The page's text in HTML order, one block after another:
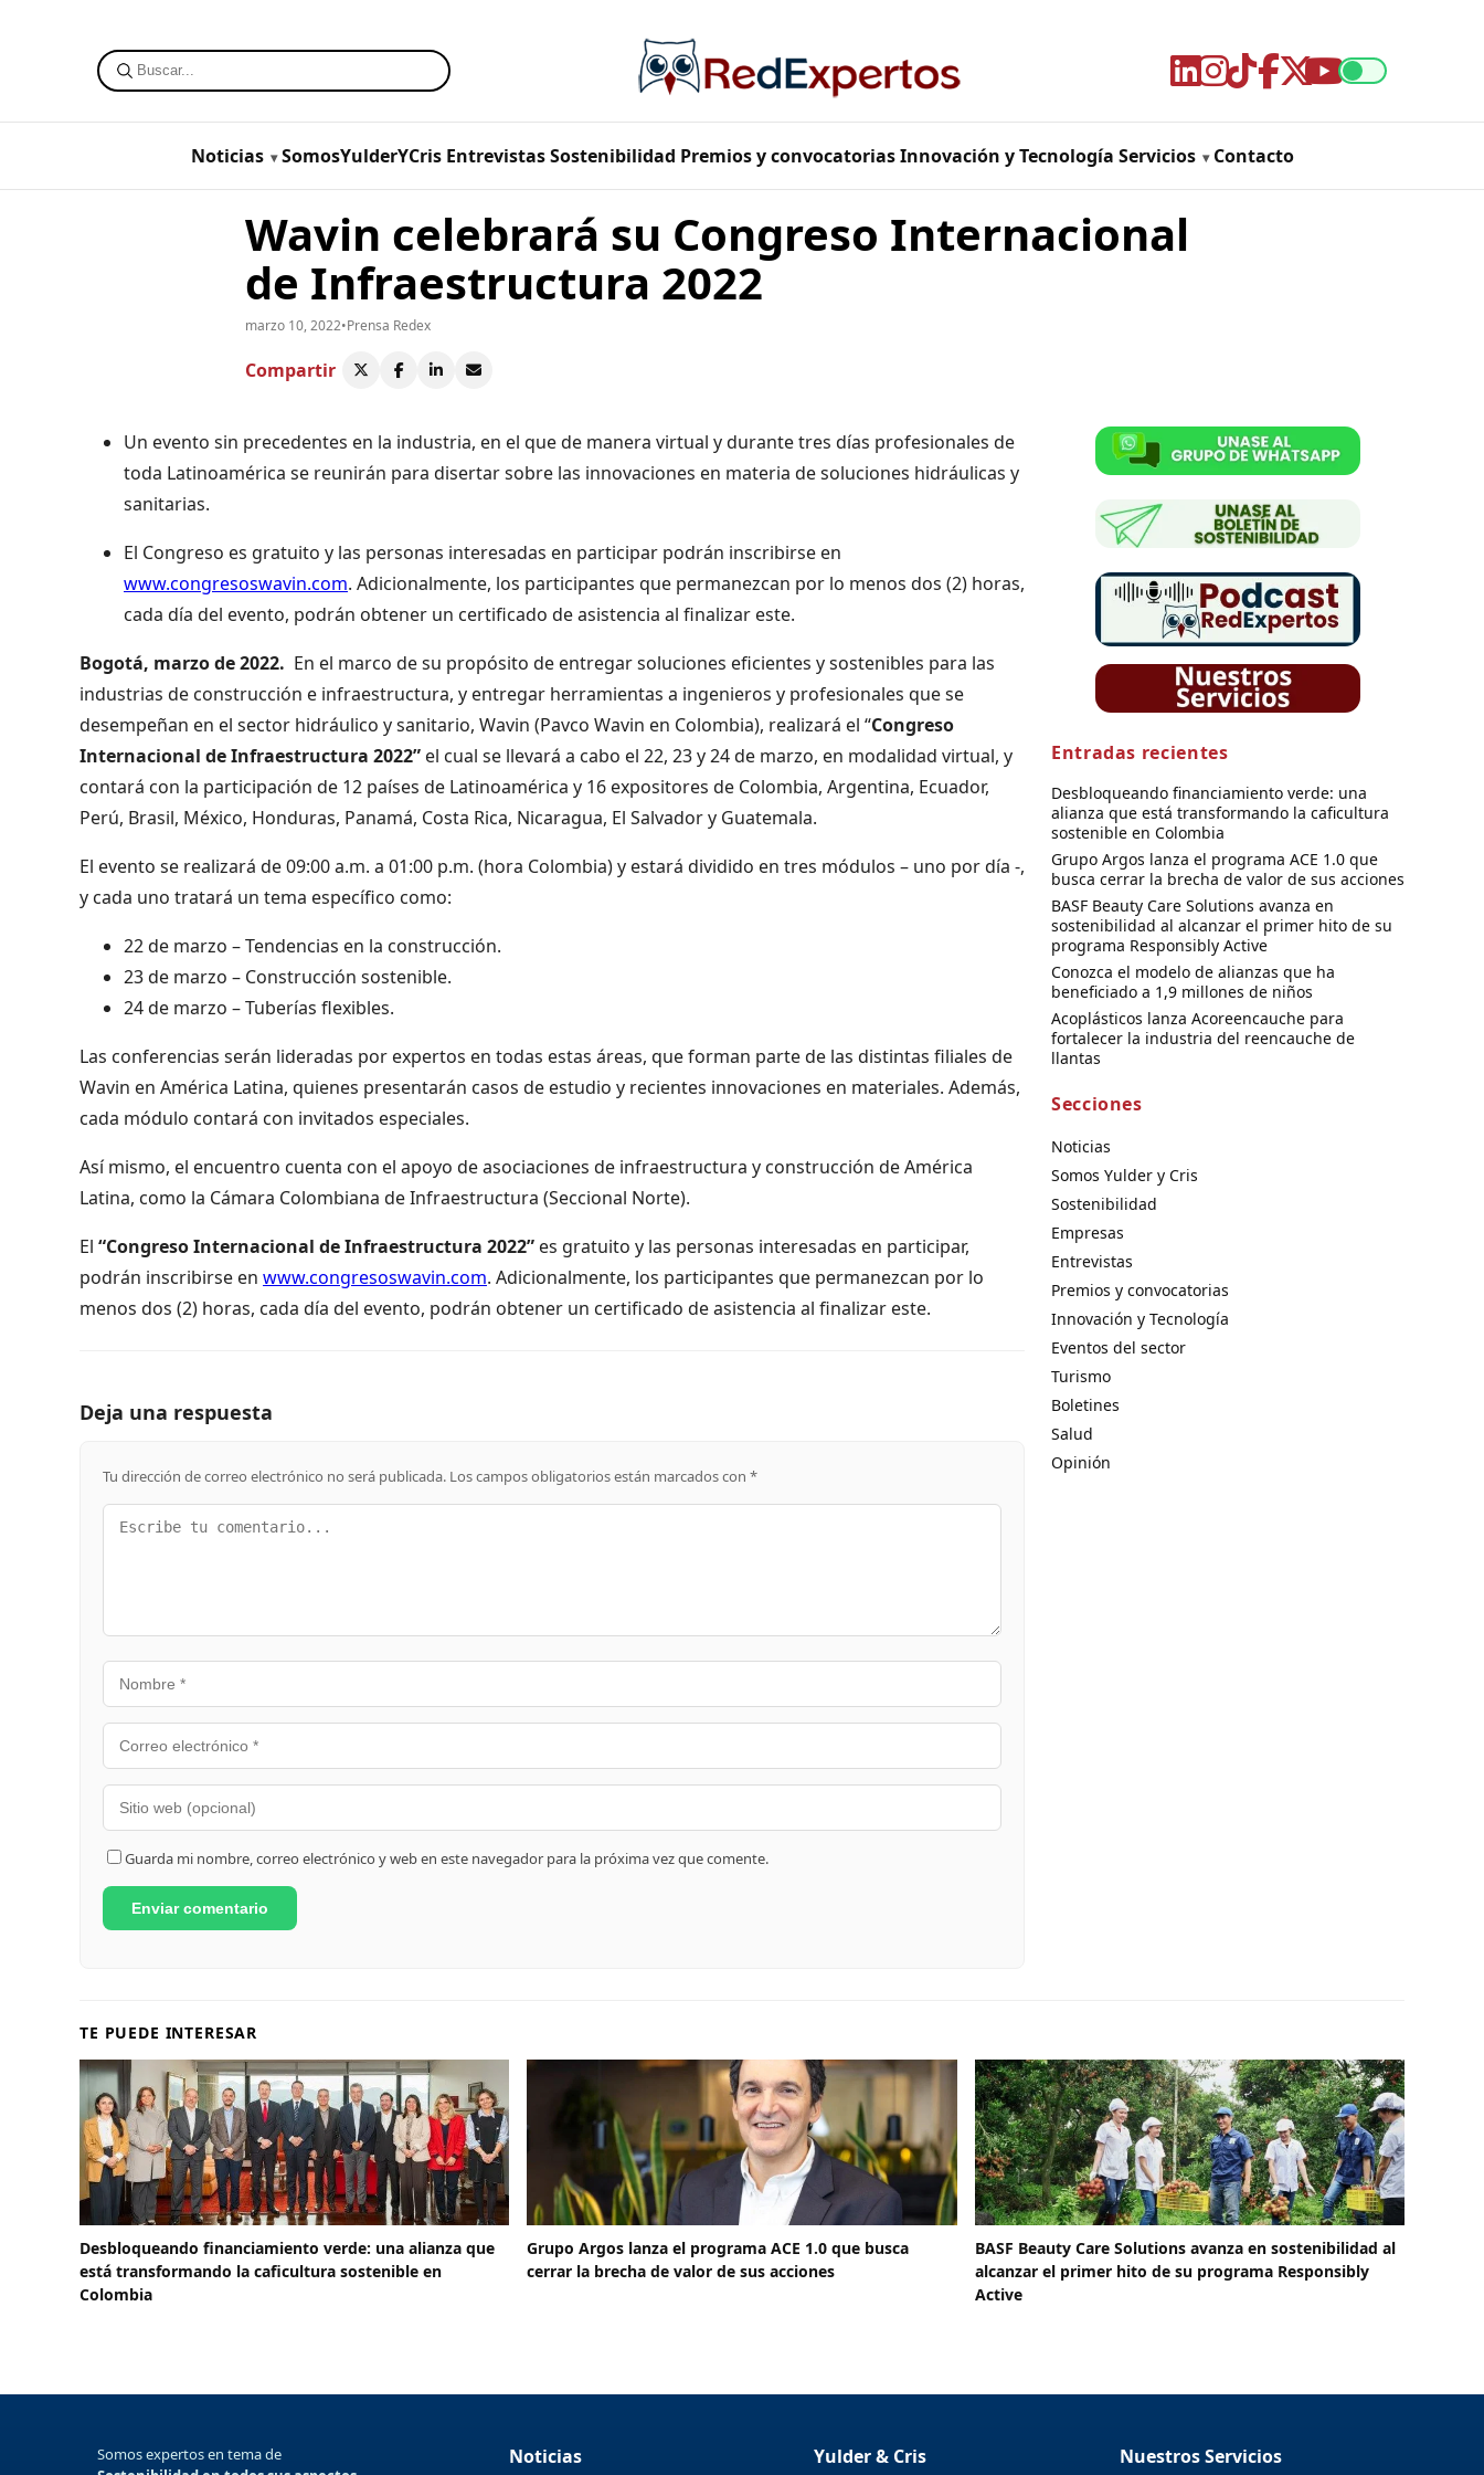
Noticias SomosYulderYCris Entrevistas Sostenibilidad Premios y convocatorias Innovación y Tecnología Servicios Contacto
Wavin celebrará su Congreso Internacional
de Infraestructura 2022
marzo 10, 2022•Prensa Redex
Compartir
Un evento sin precedentes en la industria, en el que de manera virtual y durante tres días profesionales de
toda Latinoamérica se reunirán para disertar sobre las innovaciones en materia de soluciones hidráulicas y
sanitarias.
El Congreso es gratuito y las personas interesadas en participar podrán inscribirse en
www.congresoswavin.com. Adicionalmente, los participantes que permanezcan por lo menos dos (2) horas,
cada día del evento, podrán obtener un certificado de asistencia al finalizar este.
Bogotá, marzo de 2022. En el marco de su propósito de entregar soluciones eficientes y sostenibles para las
industrias de construcción e infraestructura, y entregar herramientas a ingenieros y profesionales que se
desempeñan en el sector hidráulico y sanitario, Wavin (Pavco Wavin en Colombia), realizará el “Congreso
Internacional de Infraestructura 2022” el cual se llevará a cabo el 22, 23 y 24 de marzo, en modalidad virtual, y
contará con la participación de 12 países de Latinoamérica y 16 expositores de Colombia, Argentina, Ecuador,
Perú, Brasil, México, Honduras, Panamá, Costa Rica, Nicaragua, El Salvador y Guatemala.
El evento se realizará de 09:00 a.m. a 01:00 p.m. (hora Colombia) y estará dividido en tres módulos – uno por día -,
y cada uno tratará un tema específico como:
22 de marzo – Tendencias en la construcción.
23 de marzo – Construcción sostenible.
24 de marzo – Tuberías flexibles.
Las conferencias serán lideradas por expertos en todas estas áreas, que forman parte de las distintas filiales de
Wavin en América Latina, quienes presentarán casos de estudio y recientes innovaciones en materiales. Además,
cada módulo contará con invitados especiales.
Así mismo, el encuentro cuenta con el apoyo de asociaciones de infraestructura y construcción de América
Latina, como la Cámara Colombiana de Infraestructura (Seccional Norte).
El “Congreso Internacional de Infraestructura 2022” es gratuito y las personas interesadas en participar,
podrán inscribirse en www.congresoswavin.com. Adicionalmente, los participantes que permanezcan por lo
menos dos (2) horas, cada día del evento, podrán obtener un certificado de asistencia al finalizar este.
Deja una respuesta
Tu dirección de correo electrónico no será publicada. Los campos obligatorios están marcados con *
Guarda mi nombre, correo electrónico y web en este navegador para la próxima vez que comente.
Entradas recientes
Desbloqueando financiamiento verde: una
alianza que está transformando la caficultura
sostenible en Colombia
Grupo Argos lanza el programa ACE 1.0 que
busca cerrar la brecha de valor de sus acciones
BASF Beauty Care Solutions avanza en
sostenibilidad al alcanzar el primer hito de su
programa Responsibly Active
Conozca el modelo de alianzas que ha
beneficiado a 1,9 millones de niños
Acoplásticos lanza Acoreencauche para
fortalecer la industria del reencauche de
llantas
Secciones
Noticias
Somos Yulder y Cris
Sostenibilidad
Empresas
Entrevistas
Premios y convocatorias
Innovación y Tecnología
Eventos del sector
Turismo
Boletines
Salud
Opinión
TE PUEDE INTERESAR
Desbloqueando financiamiento verde: una alianza que
está transformando la caficultura sostenible en
Colombia
Grupo Argos lanza el programa ACE 1.0 que busca
cerrar la brecha de valor de sus acciones
BASF Beauty Care Solutions avanza en sostenibilidad al
alcanzar el primer hito de su programa Responsibly
Active
Somos expertos en tema de
Noticias Yulder & Cris Nuestros Servicios